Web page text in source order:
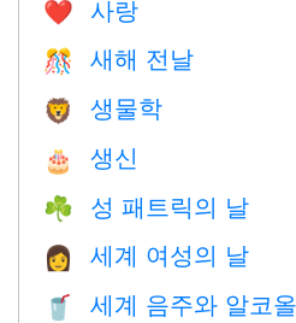
❤️️ 사랑
🎊 새해 전날
🦁 생물학
🎂 생신
☘️ 성 패트릭의 날
👩 세계 여성의 날
🥤 세계 음주와 알코